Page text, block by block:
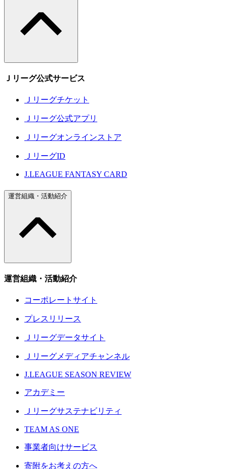
Ｊリーグ公式サービス
Ｊリーグチケット
Ｊリーグ公式アプリ
Ｊリーグオンラインストア
ＪリーグID
J.LEAGUE FANTASY CARD
運営組織・活動紹介
運営組織・活動紹介
コーポレートサイト
プレスリリース
Ｊリーグデータサイト
Ｊリーグメディアチャンネル
J.LEAGUE SEASON REVIEW
アカデミー
Ｊリーグサステナビリティ
TEAM AS ONE
事業者向けサービス
寄附をお考えの方へ